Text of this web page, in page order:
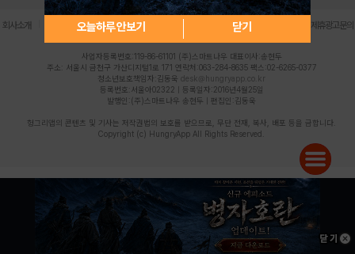
오늘하루 안보기 닫기
회사소개 | 개인정보 처리방침 불법촬영물 신고센터 제휴광고문의
사업자등록번호:119-86-61101 (주)스마트나우 대표이사:송현두
주소: 서울시 금천구 가산디지털1로 171 연락처:063-284-8635 팩스:02-6265-0377
청소년보호책임자:김동욱 desk@hungryapp.co.kr
등록번호:서울아02322 | 등록일자:2016년4월25일
발행인:(주)스마트나우 송현두 | 편집인:김동욱
헝그리앱의 콘텐츠 및 기사는 저작권법의 보호를 받으므로, 무단 전재, 복사, 배포 등을 금합니다.
Copyright (c) HungryApp All Rights Reserved.